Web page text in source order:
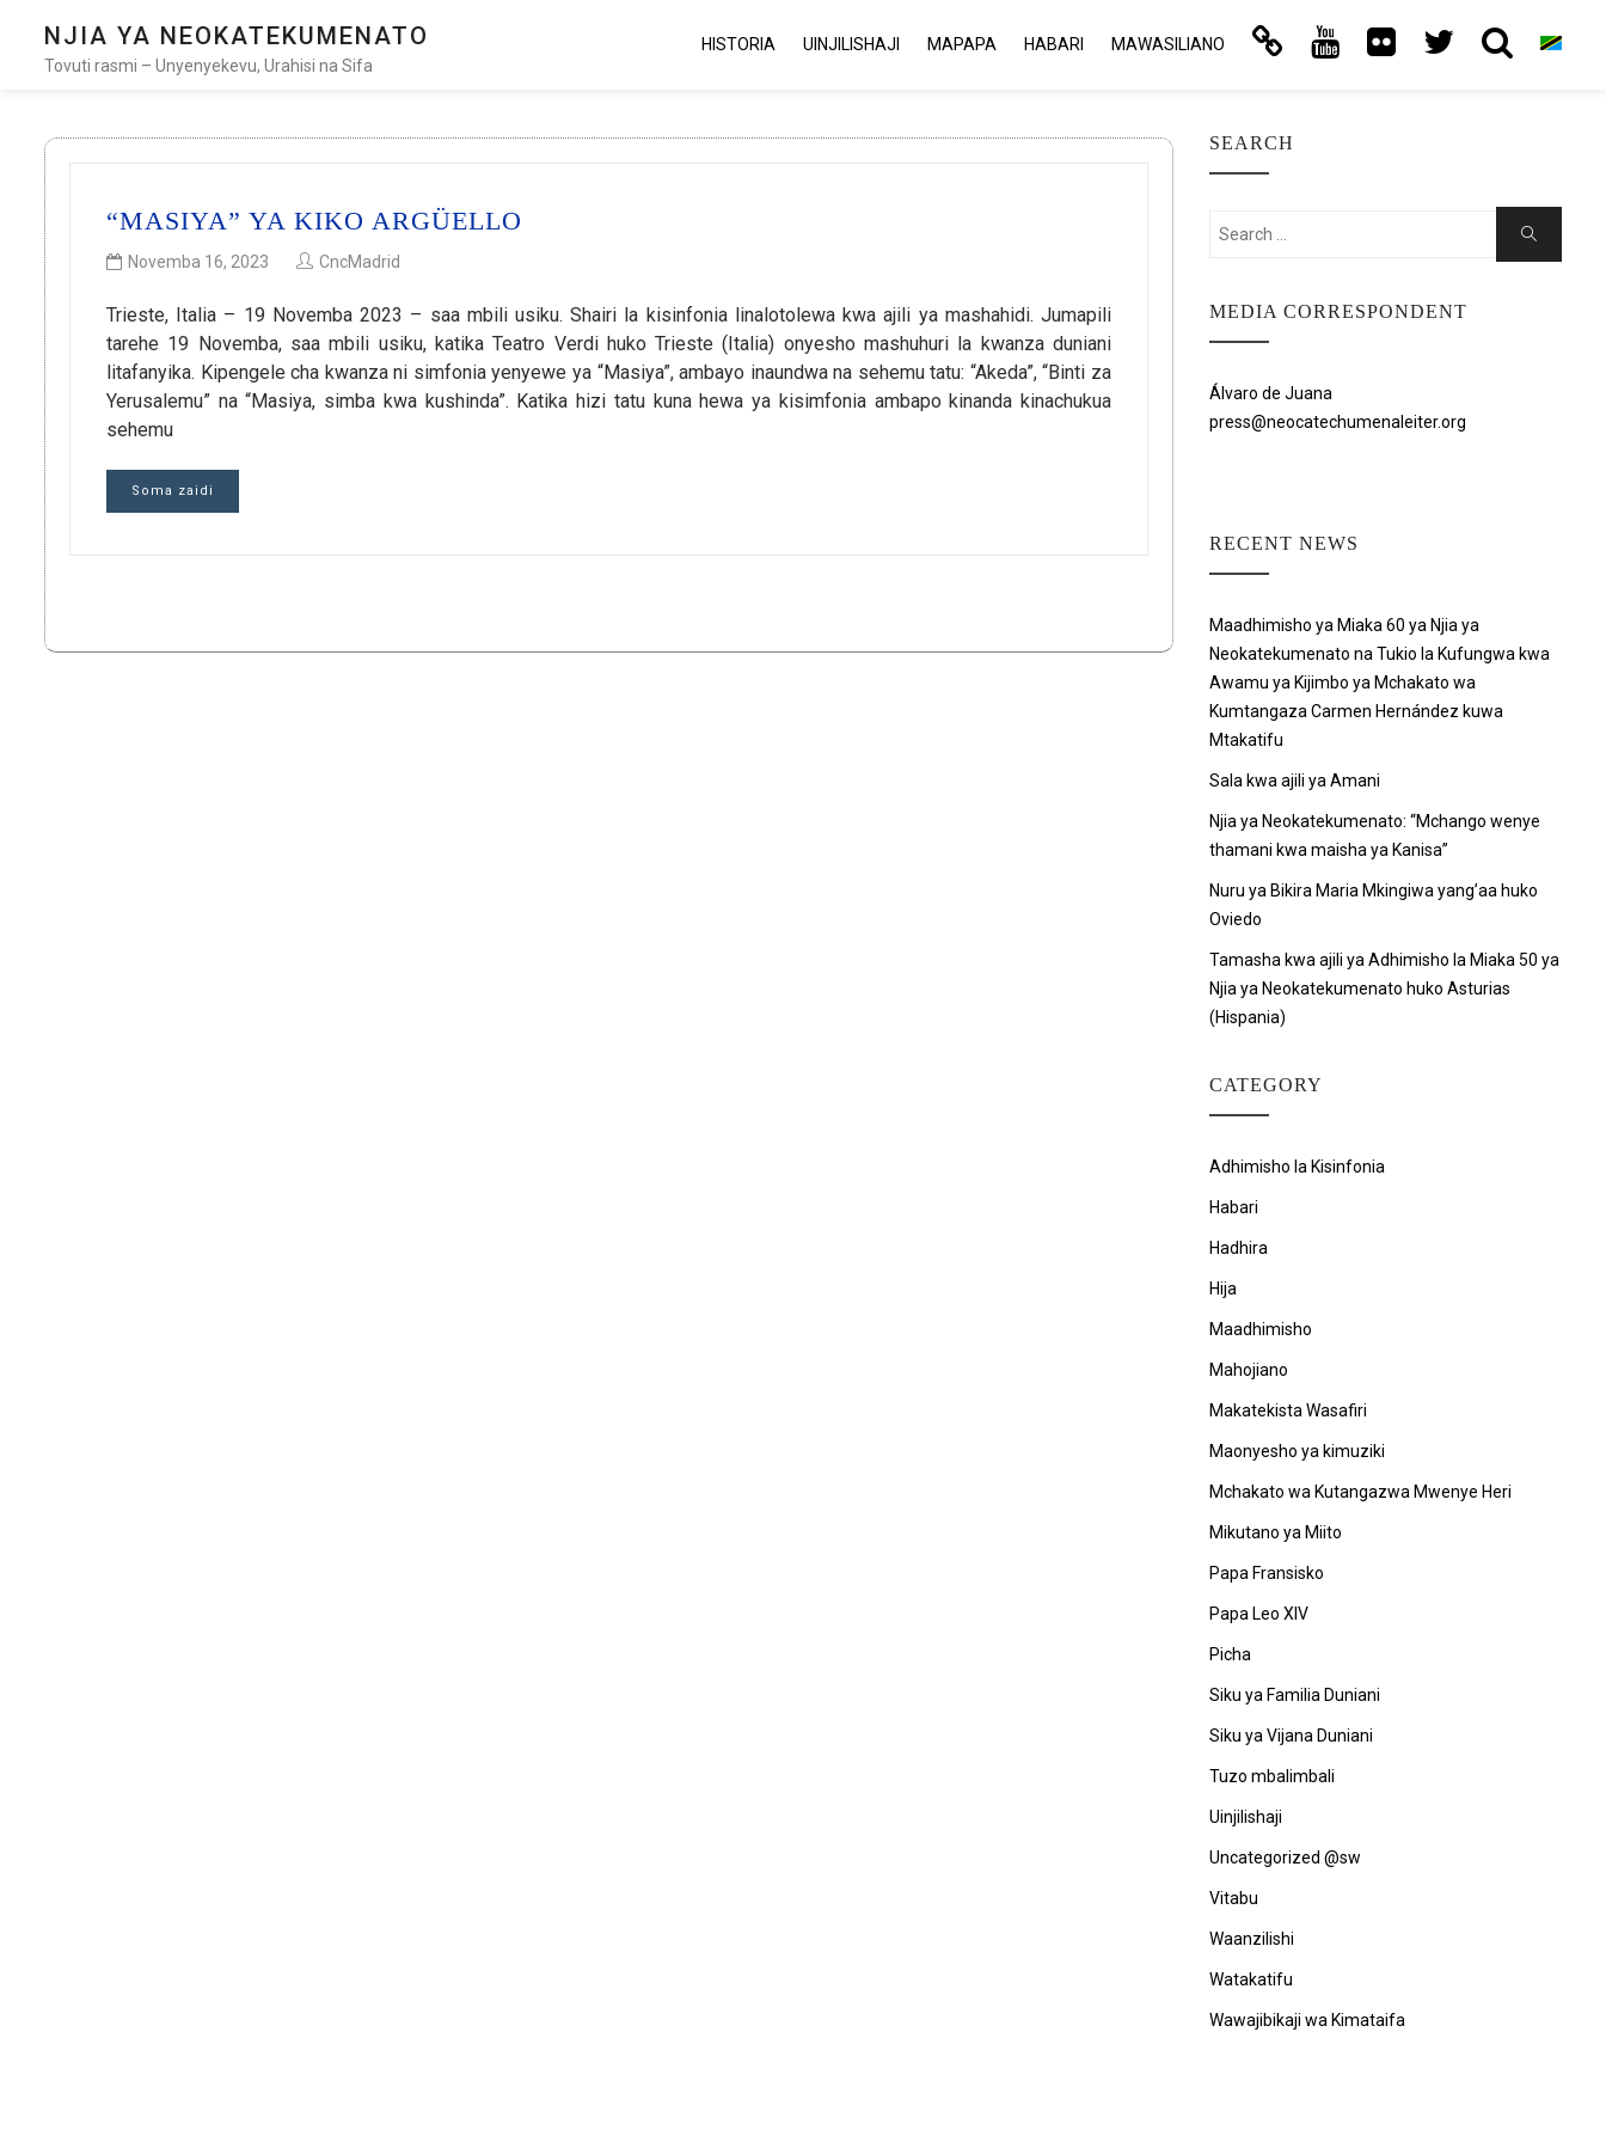
NJIA YA NEOKATEKUMENATO
Tovuti rasmi – Unyenyekevu, Urahisi na Sifa
HISTORIA UINJILISHAJI MAPAPA HABARI MAWASILIANO
“MASIYA” YA KIKO ARGÜELLO
Novemba 16, 2023 CncMadrid
Trieste, Italia – 19 Novemba 2023 – saa mbili usiku. Shairi la kisinfonia linalotolewa kwa ajili ya mashahidi. Jumapili
tarehe 19 Novemba, saa mbili usiku, katika Teatro Verdi huko Trieste (Italia) onyesho mashuhuri la kwanza duniani
litafanyika. Kipengele cha kwanza ni simfonia yenyewe ya “Masiya”, ambayo inaundwa na sehemu tatu: “Akeda”, “Binti za
Yerusalemu” na “Masiya, simba kwa kushinda”. Katika hizi tatu kuna hewa ya kisimfonia ambapo kinanda kinachukua
sehemu
Soma zaidi
SEARCH
Search
Search
MEDIA CORRESPONDENT
Álvaro de Juana
press@neocatechumenaleiter.org
RECENT NEWS
Maadhimisho ya Miaka 60 ya Njia ya
Neokatekumenato na Tukio la Kufungwa kwa
Awamu ya Kijimbo ya Mchakato wa
Kumtangaza Carmen Hernández kuwa
Mtakatifu
Sala kwa ajili ya Amani
Njia ya Neokatekumenato: “Mchango wenye
thamani kwa maisha ya Kanisa”
Nuru ya Bikira Maria Mkingiwa yang’aa huko
Oviedo
Tamasha kwa ajili ya Adhimisho la Miaka 50 ya
Njia ya Neokatekumenato huko Asturias
(Hispania)
CATEGORY
Adhimisho la Kisinfonia
Habari
Hadhira
Hija
Maadhimisho
Mahojiano
Makatekista Wasafiri
Maonyesho ya kimuziki
Mchakato wa Kutangazwa Mwenye Heri
Mikutano ya Miito
Papa Fransisko
Papa Leo XIV
Picha
Siku ya Familia Duniani
Siku ya Vijana Duniani
Tuzo mbalimbali
Uinjilishaji
Uncategorized @sw
Vitabu
Waanzilishi
Watakatifu
Wawajibikaji wa Kimataifa